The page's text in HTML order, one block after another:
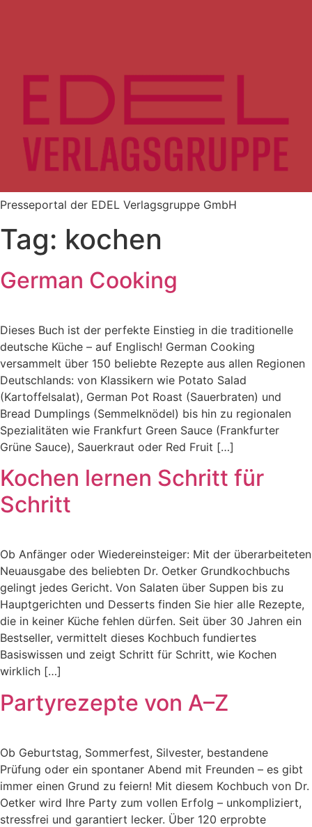
Presseportal der EDEL Verlagsgruppe GmbH
Tag: kochen
German Cooking
Dieses Buch ist der perfekte Einstieg in die traditionelle
deutsche Küche – auf Englisch! German Cooking
versammelt über 150 beliebte Rezepte aus allen Regionen
Deutschlands: von Klassikern wie Potato Salad
(Kartoffelsalat), German Pot Roast (Sauerbraten) und
Bread Dumplings (Semmelknödel) bis hin zu regionalen
Spezialitäten wie Frankfurt Green Sauce (Frankfurter
Grüne Sauce), Sauerkraut oder Red Fruit […]
Kochen lernen Schritt für
Schritt
Ob Anfänger oder Wiedereinsteiger: Mit der überarbeiteten
Neuausgabe des beliebten Dr. Oetker Grundkochbuchs
gelingt jedes Gericht. Von Salaten über Suppen bis zu
Hauptgerichten und Desserts finden Sie hier alle Rezepte,
die in keiner Küche fehlen dürfen. Seit über 30 Jahren ein
Bestseller, vermittelt dieses Kochbuch fundiertes
Basiswissen und zeigt Schritt für Schritt, wie Kochen
wirklich […]
Partyrezepte von A–Z
Ob Geburtstag, Sommerfest, Silvester, bestandene
Prüfung oder ein spontaner Abend mit Freunden – es gibt
immer einen Grund zu feiern! Mit diesem Kochbuch von Dr.
Oetker wird Ihre Party zum vollen Erfolg – unkompliziert,
stressfrei und garantiert lecker. Über 120 erprobte